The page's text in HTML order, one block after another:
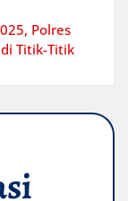
Polres
Titik-Titik